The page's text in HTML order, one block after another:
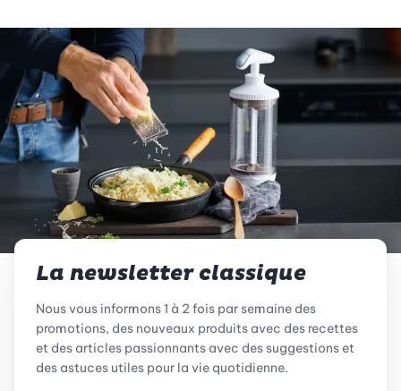
La newsletter classique
Nous vous informons 1 à 2 fois par semaine des
promotions, des nouveaux produits avec des recettes
et des articles passionnants avec des suggestions et
des astuces utiles pour la vie quotidienne.